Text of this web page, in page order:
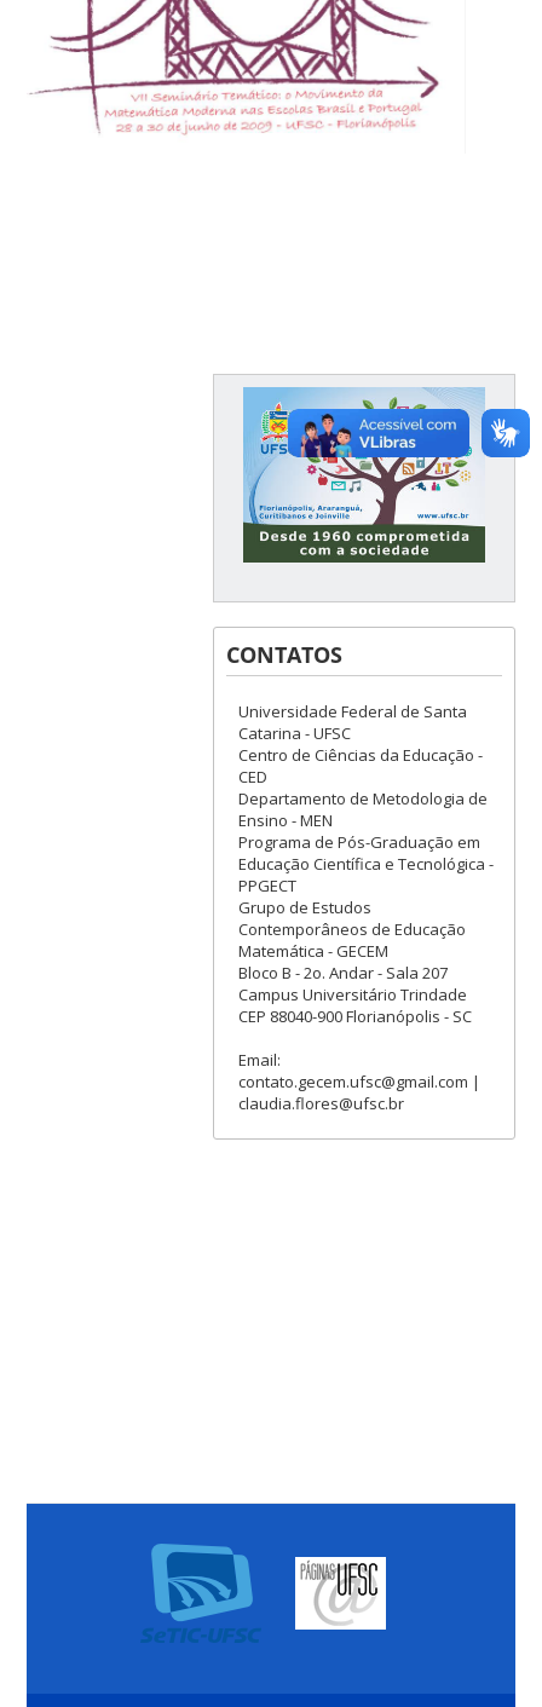
CONTATOS
Universidade Federal de Santa
Catarina - UFSC
Centro de Ciências da Educação -
CED
Departamento de Metodologia de
Ensino - MEN
Programa de Pós-Graduação em
Educação Científica e Tecnológica -
PPGECT
Grupo de Estudos
Contemporâneos de Educação
Matemática - GECEM
Bloco B - 2o. Andar - Sala 207
Campus Universitário Trindade
CEP 88040-900 Florianópolis - SC
Email:
contato.gecem.ufsc@gmail.com |
claudia.flores@ufsc.br